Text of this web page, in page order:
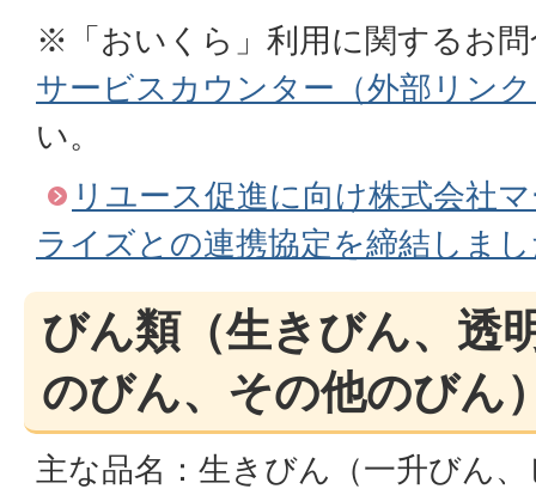
※「おいくら」利用に関するお
サービスカウンター（外部リン
い。
リユース促進に向け株式会社
ライズとの連携協定を締結しま
びん類（生きびん、透
のびん、その他のびん
主な品名：生きびん（一升びん